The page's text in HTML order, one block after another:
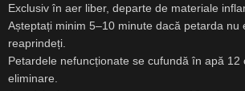
Exclusiv în aer liber, departe de materiale
Așteptați minim 5–10 minute dacă petarda nu
reaprindeți.
Petardele nefuncționate se cufundă în apă 12
eliminare.